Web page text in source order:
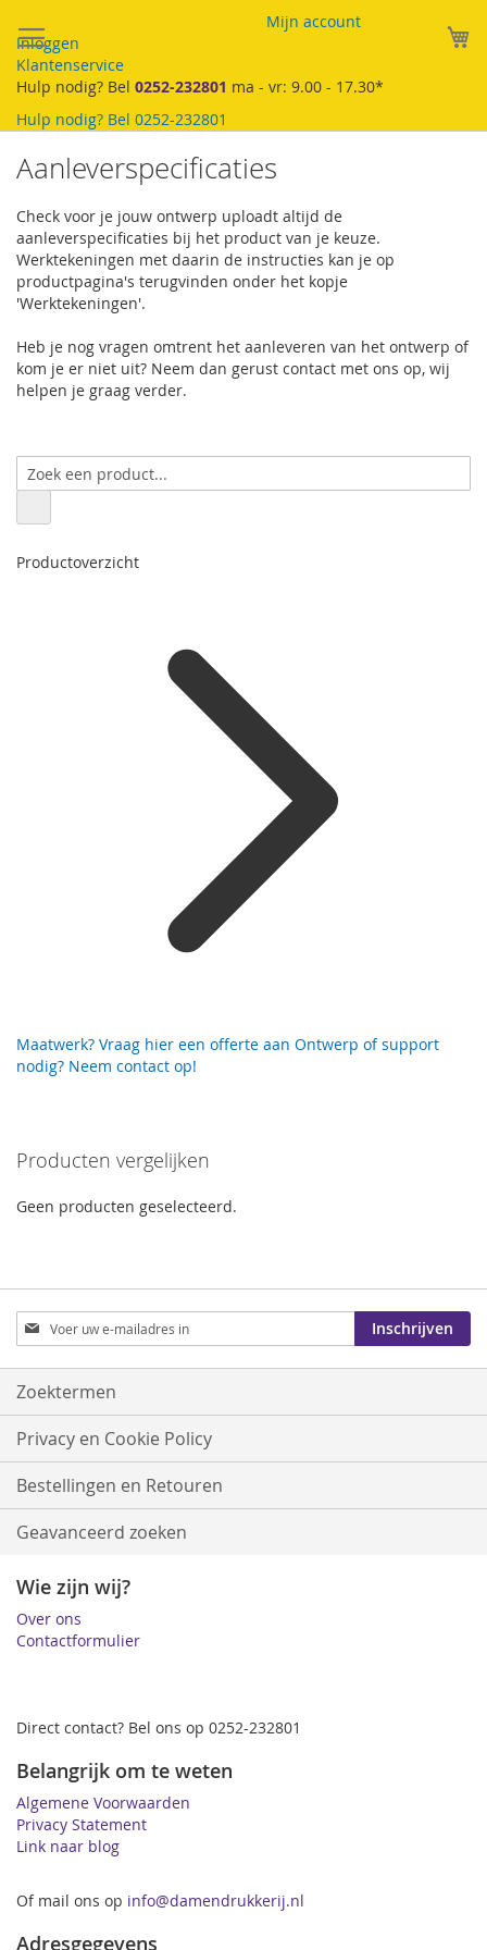
naar
de
inhoud
Mijn account
Inloggen
Klantenservice
Hulp nodig? Bel 0252-232801 ma - vr: 9.00 - 17.30*
Hulp nodig? Bel 0252-232801
Aanleverspecificaties
Check voor je jouw ontwerp uploadt altijd de
aanleverspecificaties bij het product van je keuze.
Werktekeningen met daarin de instructies kan je op
productpagina's terugvinden onder het kopje
'Werktekeningen'.
Heb je nog vragen omtrent het aanleveren van het ontwerp of
kom je er niet uit? Neem dan gerust contact met ons op, wij
helpen je graag verder.
Productoverzicht
Maatwerk? Vraag hier een offerte aan Ontwerp of support
nodig? Neem contact op!
Producten vergelijken
Geen producten geselecteerd.
Abonneer
u
op
onze
Inschrijven
Zoektermen
Privacy en Cookie Policy
Bestellingen en Retouren
Geavanceerd zoeken
Wie zijn wij?
Over ons
Contactformulier
Direct contact? Bel ons op 0252-232801
Belangrijk om te weten
Algemene Voorwaarden
Privacy Statement
Link naar blog
Of mail ons op info@damendrukkerij.nl
Adresgegevens